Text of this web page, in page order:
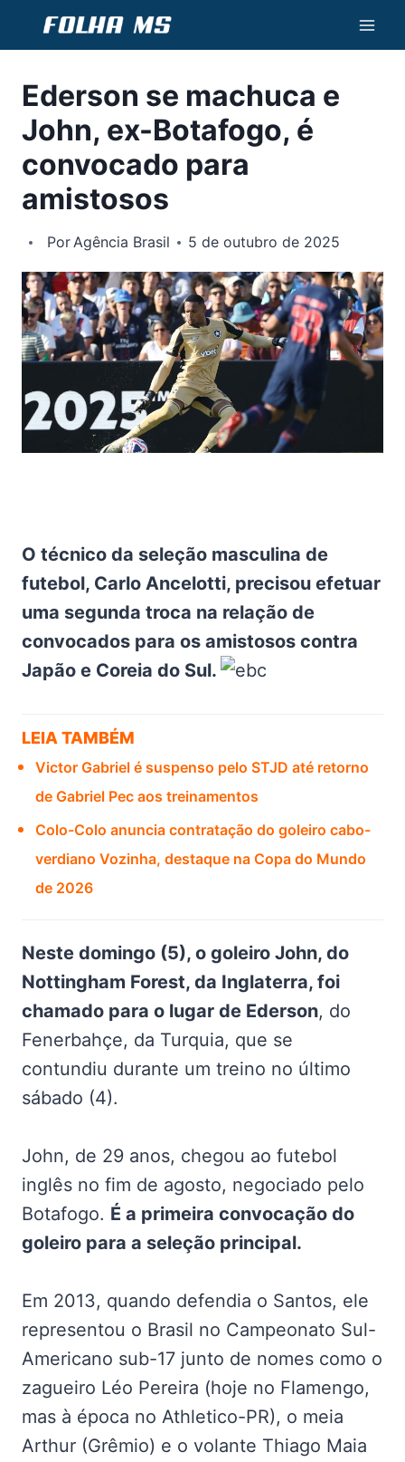
Conteúdo
Ederson se machuca e
John, ex-Botafogo, é
convocado para
amistosos
PorAgência Brasil 5 de outubro de 2025
O técnico da seleção masculina de
futebol, Carlo Ancelotti, precisou efetuar
uma segunda troca na relação de
convocados para os amistosos contra
Japão e Coreia do Sul.
LEIA TAMBÉM
Victor Gabriel é suspenso pelo STJD até retorno
de Gabriel Pec aos treinamentos
Colo-Colo anuncia contratação do goleiro cabo-
verdiano Vozinha, destaque na Copa do Mundo
de 2026
Neste domingo (5), o goleiro John, do
Nottingham Forest, da Inglaterra, foi
chamado para o lugar de Ederson, do
Fenerbahçe, da Turquia, que se
contundiu durante um treino no último
sábado (4).
John, de 29 anos, chegou ao futebol
inglês no fim de agosto, negociado pelo
Botafogo. É a primeira convocação do
goleiro para a seleção principal.
Em 2013, quando defendia o Santos, ele
representou o Brasil no Campeonato Sul-
Americano sub-17 junto de nomes como o
zagueiro Léo Pereira (hoje no Flamengo,
mas à época no Athletico-PR), o meia
Arthur (Grêmio) e o volante Thiago Maia